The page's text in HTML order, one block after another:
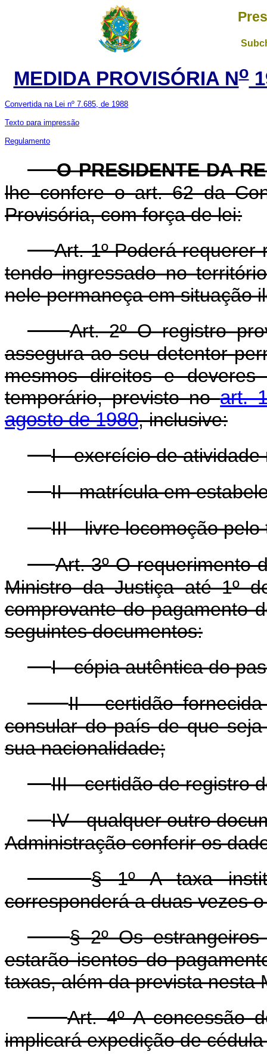
MEDIDA PROVISÓRIA No
Convertida na Lei nº 7.685, de 1988
Texto para impressão
Regulamento
O PRESIDENTE DA
lhe confere o art. 62 da
Provisória, com força de lei:
Art. 1º Poderá requerer
tendo ingressado no
nele permaneça em situação
Art. 2º O registro
assegura ao seu detentor
mesmos direitos e
temporário, previsto noart.
agosto de 1980, inclusive:
I - exercício de atividade
II - matrícula em
III - livre locomoção
Art. 3º O requerimento
Ministro da Justiça até 1º
comprovante do pagamento
seguintes documentos:
I - cópia autêntica do
II - certidão
consular do país de que
sua nacionalidade;
III - certidão de registro
IV - qualquer outro
Administração conferir os
§ 1º A taxa
corresponderá a duas vezes
§ 2º Os
estarão isentos do
taxas, além da prevista nesta
Art. 4º A concessão
implicará expedição de